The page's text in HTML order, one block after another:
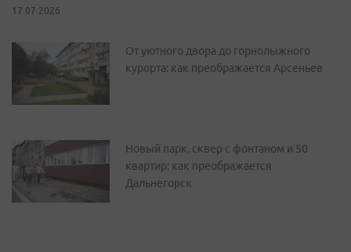
17.07.2026
От уютного двора до горнолыжного
курорта: как преображается Арсеньев
Новый парк, сквер с фонтаном и 50
квартир: как преображается
Дальнегорск